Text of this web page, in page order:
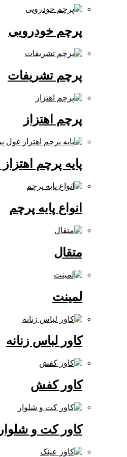
پرچم خودرویی
پرچم تشریفات
پرچم اهتزاز
پایه پرچم اهتزاز غول پیکر
انواع پایه پرچم
کاور لباس زنانه
کاور کفش
کاور کت و شلوار